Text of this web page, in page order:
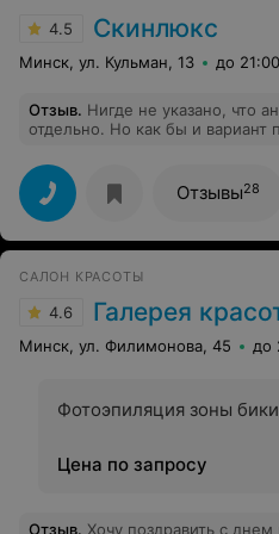
4.5 Скинлюкс
Минск, ул. Кульман, 13 до 21:00
Отзыв. Нигде не указано, что
отдельно. Но как бы и вариант
такой подход в
приду.
Отзывы28
САЛОН КРАСОТЫ
4.6 Галерея
Минск, ул. Филимонова, 45 до
Фотоэпиляция зоны
Цена по запросу
Отзыв. Хочу поздравить с